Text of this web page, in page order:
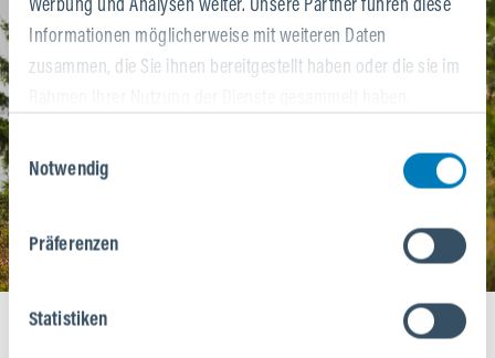
Werbung und Analysen weiter. Unsere Partner führen diese
Informationen möglicherweise mit weiteren Daten
zusammen, die Sie ihnen bereitgestellt haben oder die sie im
Einwilligungsauswahl
Notwendig
Präferenzen
Statistiken